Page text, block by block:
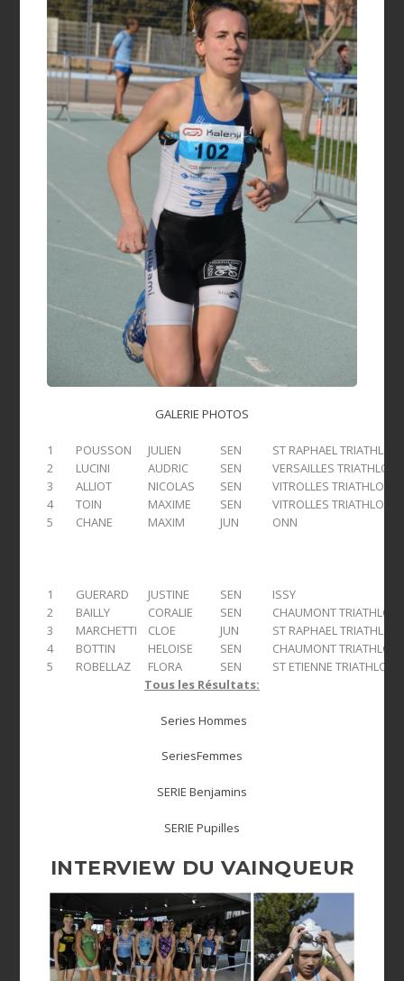
GALERIE PHOTOS
1 POUSSON JULIEN SEN
ST RAPHAEL TRIATHLON
2
LUCINI AUDRIC SEN
VERSAILLES TRIATHLON
3
ALLIOT NICOLAS SEN
VITROLLES TRIATHLON
4
TOIN MAXIME SEN
VITROLLES TRIATHLON
5
CHANE MAXIM JUN ONN
1 GUERARD JUSTINE SEN
ISSY
2
BAILLY CORALIE SEN
CHAUMONT TRIATHLON
3
MARCHETTI CLOE JUN
ST RAPHAEL TRIATHLON
4
BOTTIN HELOISE SEN
CHAUMONT TRIATHLON
5
ROBELLAZ FLORA SEN
ST ETIENNE TRIATHLON
Tous les Résultats:
Series Hommes
SeriesFemmes
SERIE Benjamins
SERIE Pupilles
INTERVIEW DU VAINQUEUR